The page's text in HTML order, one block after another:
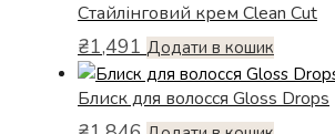
Стайлінговий крем Clean Cut
₴1,491 Додати в кошик
Блиск для волосся Gloss Drops